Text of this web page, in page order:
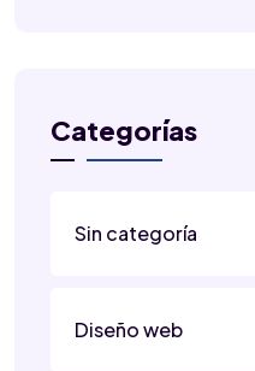
Categorías
Sin categoría
Diseño web